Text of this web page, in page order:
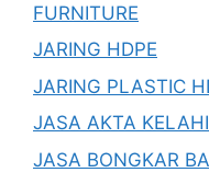
FURNITURE
JARING HDPE
JARING PLASTIC
JASA AKTA
JASA BONGKAR